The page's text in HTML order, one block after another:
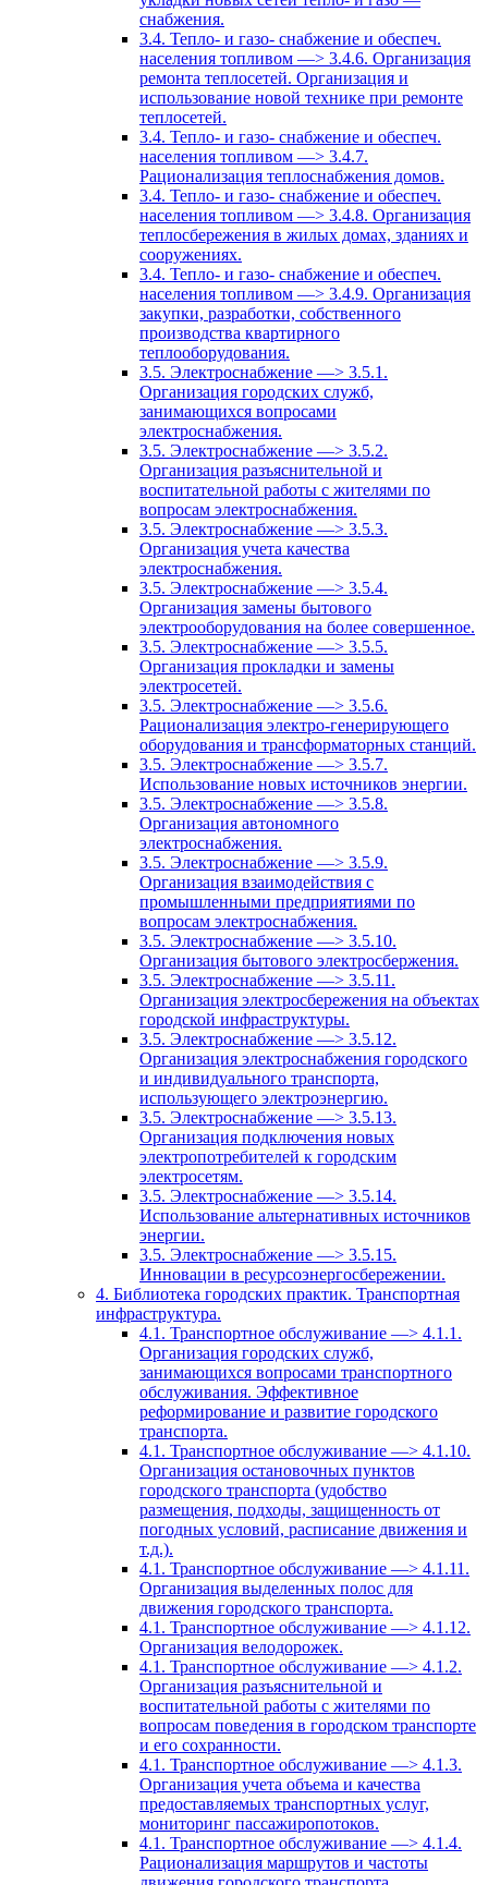
снабжения.
3.4. Тепло- и газо- снабжение и обеспеч.
населения топливом —> 3.4.6. Организация
ремонта теплосетей. Организация и
использование новой технике при ремонте
теплосетей.
3.4. Тепло- и газо- снабжение и обеспеч.
населения топливом —> 3.4.7.
Рационализация теплоснабжения домов.
3.4. Тепло- и газо- снабжение и обеспеч.
населения топливом —> 3.4.8. Организация
теплосбережения в жилых домах, зданиях и
сооружениях.
3.4. Тепло- и газо- снабжение и обеспеч.
населения топливом —> 3.4.9. Организация
закупки, разработки, собственного
производства квартирного
теплооборудования.
3.5. Электроснабжение —> 3.5.1.
Организация городских служб,
занимающихся вопросами
электроснабжения.
3.5. Электроснабжение —> 3.5.2.
Организация разъяснительной и
воспитательной работы с жителями по
вопросам электроснабжения.
3.5. Электроснабжение —> 3.5.3.
Организация учета качества
электроснабжения.
3.5. Электроснабжение —> 3.5.4.
Организация замены бытового
электрооборудования на более совершенное.
3.5. Электроснабжение —> 3.5.5.
Организация прокладки и замены
электросетей.
3.5. Электроснабжение —> 3.5.6.
Рационализация электро-генерирующего
оборудования и трансформаторных станций.
3.5. Электроснабжение —> 3.5.7.
Использование новых источников энергии.
3.5. Электроснабжение —> 3.5.8.
Организация автономного
электроснабжения.
3.5. Электроснабжение —> 3.5.9.
Организация взаимодействия с
промышленными предприятиями по
вопросам электроснабжения.
3.5. Электроснабжение —> 3.5.10.
Организация бытового электросбержения.
3.5. Электроснабжение —> 3.5.11.
Организация электросбережения на объектах
городской инфраструктуры.
3.5. Электроснабжение —> 3.5.12.
Организация электроснабжения городского
и индивидуального транспорта,
использующего электроэнергию.
3.5. Электроснабжение —> 3.5.13.
Организация подключения новых
электропотребителей к городским
электросетям.
3.5. Электроснабжение —> 3.5.14.
Использование альтернативных источников
энергии.
3.5. Электроснабжение —> 3.5.15.
Инновации в ресурсоэнергосбережении.
4. Библиотека городских практик. Транспортная
инфраструктура.
4.1. Транспортное обслуживание —> 4.1.1.
Организация городских служб,
занимающихся вопросами транспортного
обслуживания. Эффективное
реформирование и развитие городского
транспорта.
4.1. Транспортное обслуживание —> 4.1.10.
Организация остановочных пунктов
городского транспорта (удобство
размещения, подходы, защищенность от
погодных условий, расписание движения и
т.д.).
4.1. Транспортное обслуживание —> 4.1.11.
Организация выделенных полос для
движения городского транспорта.
4.1. Транспортное обслуживание —> 4.1.12.
Организация велодорожек.
4.1. Транспортное обслуживание —> 4.1.2.
Организация разъяснительной и
воспитательной работы с жителями по
вопросам поведения в городском транспорте
и его сохранности.
4.1. Транспортное обслуживание —> 4.1.3.
Организация учета объема и качества
предоставляемых транспортных услуг,
мониторинг пассажиропотоков.
4.1. Транспортное обслуживание —> 4.1.4.
Рационализация маршрутов и частоты